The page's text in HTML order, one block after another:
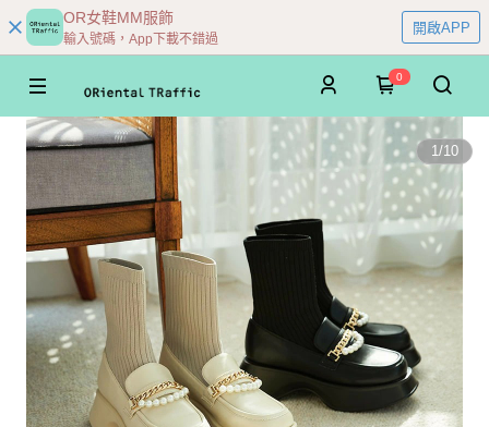
OR女鞋MM服飾
輸入號碼，App下載不錯過
開啟APP
0
1/10